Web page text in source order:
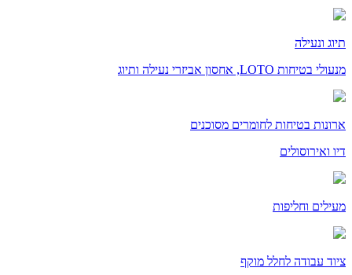
תיוג ונעילה
מנעולי בטיחות LOTO, אחסון אביזרי נעילה ותיוג
ארונות בטיחות לחומרים מסוכנים
דיו ואירוסולים
מעילים וחליפות
ציוד עבודה לחלל מוקף